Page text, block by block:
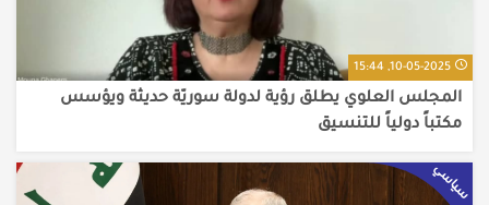
10-05-2025, 15:44
المجلس العلوي يطلق رؤية لدولة سوريّة حديثة ويؤسس
مكتباً دولياً للتنسيق
سياسي